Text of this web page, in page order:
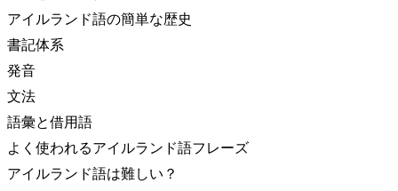
アイルランド語の簡単な歴史
書記体系
発音
文法
語彙と借用語
よく使われるアイルランド語フレーズ
アイルランド語は難しい？